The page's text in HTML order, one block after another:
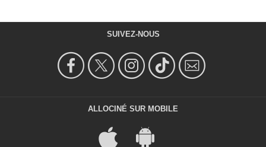
SUIVEZ-NOUS
ALLOCINÉ SUR MOBILE